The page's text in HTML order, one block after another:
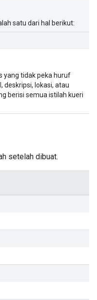
satu dari hal berikut:
yang tidak peka huruf
deskripsi, lokasi, atau
berisi semua istilah kueri
setelah dibuat.